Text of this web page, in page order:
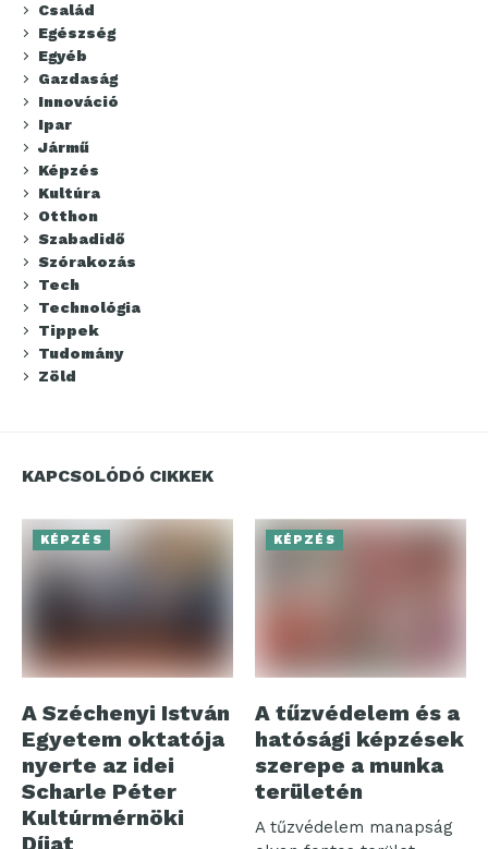
Család
Egészség
Egyéb
Gazdaság
Innováció
Ipar
Jármű
Képzés
Kultúra
Otthon
Szabadidő
Szórakozás
Tech
Technológia
Tippek
Tudomány
Zöld
KAPCSOLÓDÓ CIKKEK
KÉPZÉS
A Széchenyi István
Egyetem oktatója
nyerte az idei
Scharle Péter
Kultúrmérnöki
Díjat
KÉPZÉS
A tűzvédelem és a
hatósági képzések
szerepe a munka
területén
A tűzvédelem manapság